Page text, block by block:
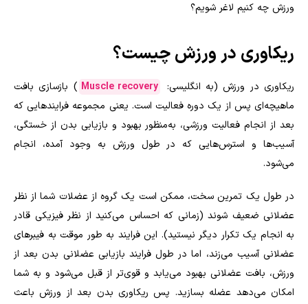
ورزش چه کنیم لاغر شویم؟
ریکاوری در ورزش چیست؟
ریکاوری در ورزش (به انگلیسی: Muscle recovery ) بازسازی بافت
ماهیچه‌ای پس از یک دوره فعالیت است. یعنی مجموعه فرایندهایی که
بعد از انجام فعالیت ورزشی، به‌منظور بهبود و بازیابی بدن از خستگی،
آسیب‌ها و استرس‌هایی که در طول ورزش به وجود آمده، انجام
می‌شود.
در طول یک تمرین سخت، ممکن است یک گروه از عضلات شما از نظر
عضلانی ضعیف شوند (زمانی که احساس می‌کنید از نظر فیزیکی قادر
به انجام یک تکرار دیگر نیستید). این فرایند به طور موقت به فیبرهای
عضلانی آسیب می‌زند، اما در طول فرایند بازیابی عضلانی بدن بعد از
ورزش، بافت عضلانی بهبود می‌یابد و قوی‌تر از قبل می‌شود و به شما
امکان می‌دهد عضله بسازید. پس ریکاوری بدن بعد از ورزش باعث